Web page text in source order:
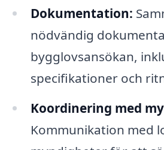
Dokumentation:
nödvändig
bygglovsansökan,
specifikationer och
Koordinering med
Kommunikation med